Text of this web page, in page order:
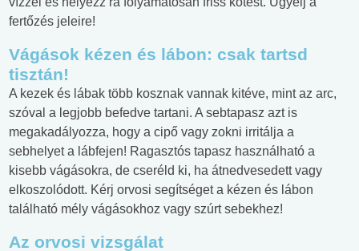
fertőzés jeleire!
Vágások kézen és lábon: csak tartsd
tisztán!
A kezek és lábak több kosznak vannak kitéve, mint az arc,
szóval a legjobb befedve tartani. A sebtapasz azt is
megakadályozza, hogy a cipő vagy zokni irritálja a
sebhelyet a lábfejen! Ragasztós tapasz használható a
kisebb vágásokra, de cseréld ki, ha átnedvesedett vagy
elkoszolódott. Kérj orvosi segítséget a kézen és lábon
található mély vágásokhoz vagy szúrt sebekhez!
Az orvosi vizsgálat